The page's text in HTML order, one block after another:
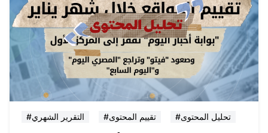
#التقرير الشهري #تقييم المحتوى #تحليل المحتوى